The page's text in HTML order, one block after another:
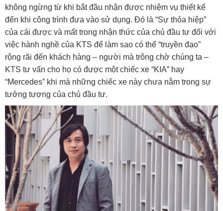
không ngừng từ khi bắt đầu nhận được nhiệm vụ thiết kế
đến khi công trình đưa vào sử dụng. Đó là “Sự thỏa hiệp”
của cái được và mất trong nhận thức của chủ đầu tư đối với
việc hành nghề của KTS để làm sao có thể “truyền đạo”
rộng rãi đến khách hàng – người mà trông chờ chúng ta –
KTS tư vấn cho họ có được một chiếc xe “KIA” hay
“Mercedes” khi mà những chiếc xe này chưa nằm trong sự
tưởng tượng của chủ đầu tư.